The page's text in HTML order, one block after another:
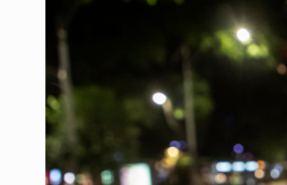
Ex policía es
Vecinos de
Reporta 627
Fiscalía
Proponen